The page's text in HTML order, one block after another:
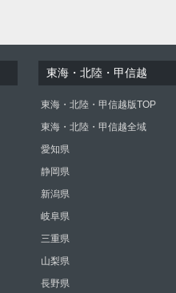
東海・北陸・甲信越
東海・北陸・甲信越版TOP
東海・北陸・甲信越全域
愛知県
静岡県
新潟県
岐阜県
三重県
山梨県
長野県